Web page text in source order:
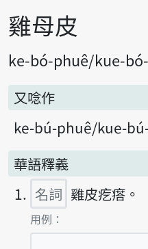
主內容區
雞母皮
ke-bó-phuê kue-
又唸作
ke-bú-phuê kue-
華語釋義
名詞 雞皮疙瘩。
第1項釋義的
用例：